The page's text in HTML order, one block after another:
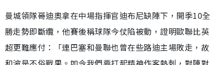
曼城領隊哥迪奧拿在中場指揮官迪布尼缺陣下，開季10全
勝走勢即斷纜，他賽後稱球隊今仗陷被動，證明歐聯比英
超更難應付：「連巴塞和曼聯也曾在些路迪主場敗走，故